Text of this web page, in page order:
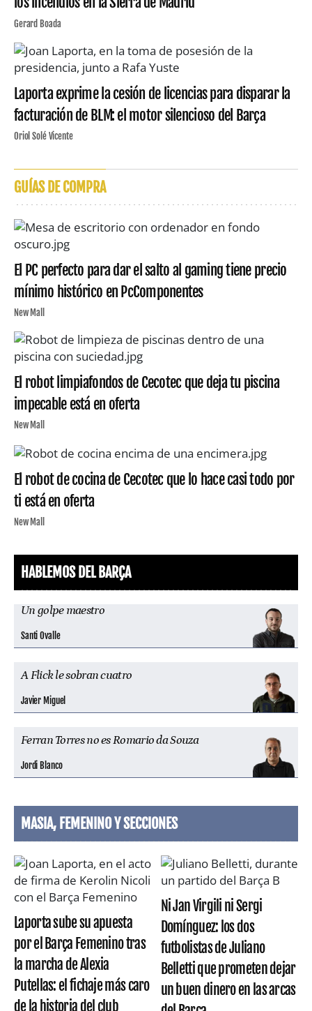
Gerard Boada
Laporta exprime la cesión de licencias para disparar la
facturación de BLM: el motor silencioso del Barça
Oriol Solé Vicente
GUÍAS DE COMPRA
El PC perfecto para dar el salto al gaming tiene precio
mínimo histórico en PcComponentes
New Mall
El robot limpiafondos de Cecotec que deja tu piscina
impecable está en oferta
New Mall
El robot de cocina de Cecotec que lo hace casi todo por
ti está en oferta
New Mall
HABLEMOS DEL BARÇA
Un golpe maestro
Santi Ovalle
A Flick le sobran cuatro
Javier Miguel
Ferran Torres no es Romario da Souza
Jordi Blanco
MASIA, FEMENINO Y SECCIONES
Laporta sube su apuesta
por el Barça Femenino tras
la marcha de Alexia
Putellas: el fichaje más caro
de la historia del club
Ni Jan Virgili ni Sergi
Domínguez: los dos
futbolistas de Juliano
Belletti que prometen dejar
un buen dinero en las arcas